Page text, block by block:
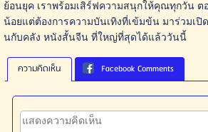
ย้อนยุค เราพร้อมเสิร์ฟความสนุกให้คุณทุกวัน ต
น้อยแต่ต้องการความบันเทิงที่เข้มข้น มาร่วมเ
นกับคลัง หนังสั้นจีน ที่ใหญ่ที่สุดได้แล้ววันนี้
ความคิดเห็น Facebook Comments